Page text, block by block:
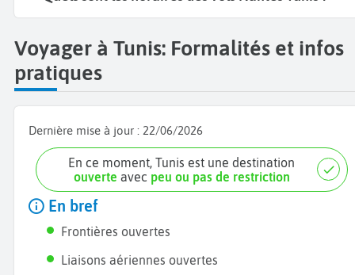
Voyager à Tunis: Formalités et infos
pratiques
Dernière mise à jour : 22/06/2026
En ce moment, Tunis est une destination
ouverte avec peu ou pas de restriction
En bref
Frontières ouvertes
Liaisons aériennes ouvertes